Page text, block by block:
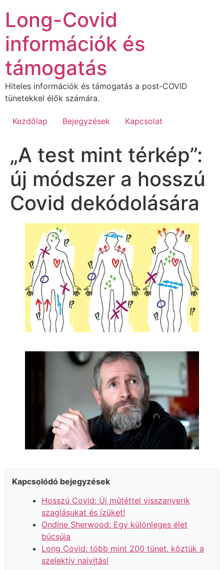
tartalomhoz
Long-Covid
információk és
támogatás
Hiteles információk és támogatás a post-COVID
tünetekkel élők számára.
Kezdőlap Bejegyzések Kapcsolat
„A test mint térkép”:
új módszer a hosszú
Covid dekódolására
Kapcsolódó bejegyzések
Hosszú Covid: Új műtéttel visszanyerik
szaglásukat és ízüket!
Ondine Sherwood: Egy különleges élet
búcsúja
Long Covid: több mint 200 tünet, köztük a
szelektív naivitás!